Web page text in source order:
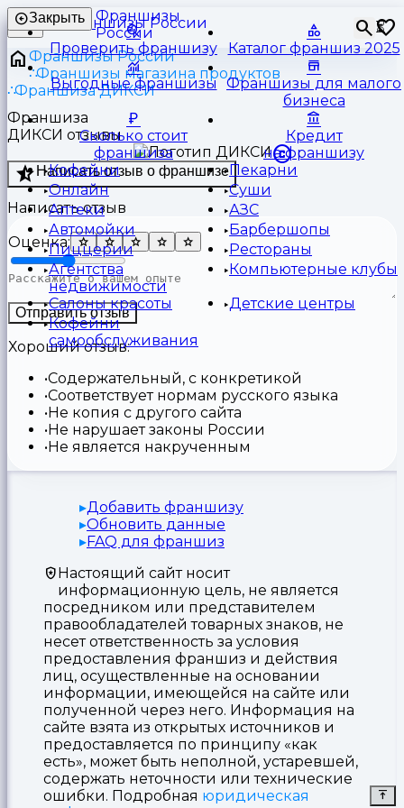
Франшизы
России
⏳
Закрыть
Проверить франшизу Каталог франшиз 2025
Выгодные франшизы Франшизы для малого
бизнеса
Сколько стоит
франшиза
Кредит
на франшизу
Кофейни
Пекарни
Онлайн
Суши
Аптеки
АЗС
Автомойки
Барбершопы
Пиццерии
Рестораны
Агентства
недвижимости
Компьютерные клубы
Салоны красоты
Детские центры
Кофейни
самообслуживания
Франшизы России
Франшизы магазина продуктов
Франшиза ДИКСИ
Франшиза
ДИКСИ отзывы
Написать отзыв о франшизе
Написать отзыв
Оценка:
Отправить отзыв
Хороший отзыв:
Содержательный, с конкретикой
Соответствует нормам русского языка
Не копия с другого сайта
Не нарушает законы России
Не является накрученным
Добавить франшизу
Обновить данные
FAQ для франшиз
Настоящий сайт носит
информационную цель, не является
посредником или представителем
правообладателей товарных знаков, не
несет ответственность за условия
предоставления франшиз и действия
лиц, осуществленные на основании
информации, имеющейся на сайте или
полученной через него. Информация на
сайте взята из открытых источников и
предоставляется по принципу «как
есть», может быть неполной, устаревшей,
содержать неточности или технические
ошибки. Подробная юридическая